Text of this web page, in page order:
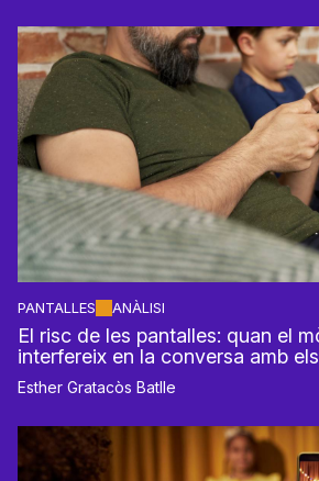
PANTALLES ANÀLISI
El risc de les pantalles: quan el
interfereix en la conversa amb
Esther Gratacòs Batlle